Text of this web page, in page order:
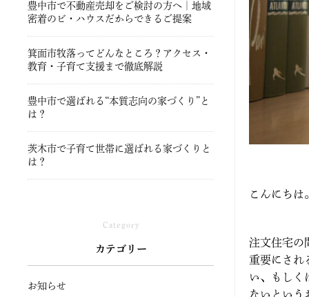
こんにち
注文住宅の
重要にされ
い、もしく
ないという
豊中市で不動産売却をご検討の方へ｜地域
密着のビ・ハウスだからできるご提案
箕面市牧落ってどんなところ？アクセス・
教育・子育て支援まで徹底解説
豊中市で選ばれる“本質志向の家づくり”と
は？
茨木市で子育て世帯に選ばれる家づくりと
は？
Category
カテゴリー
お知らせ